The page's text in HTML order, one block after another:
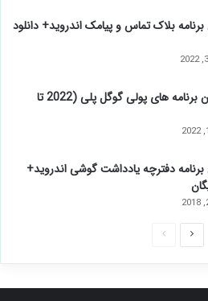
برنامه بلاک تماس و پیامک اندروید+ دانلود
50 بهترین برنامه های پولی گوگل پلی (2022 تا
برنامه دفترچه یادداشت گوشی اندروید+
صفحه
صفحه